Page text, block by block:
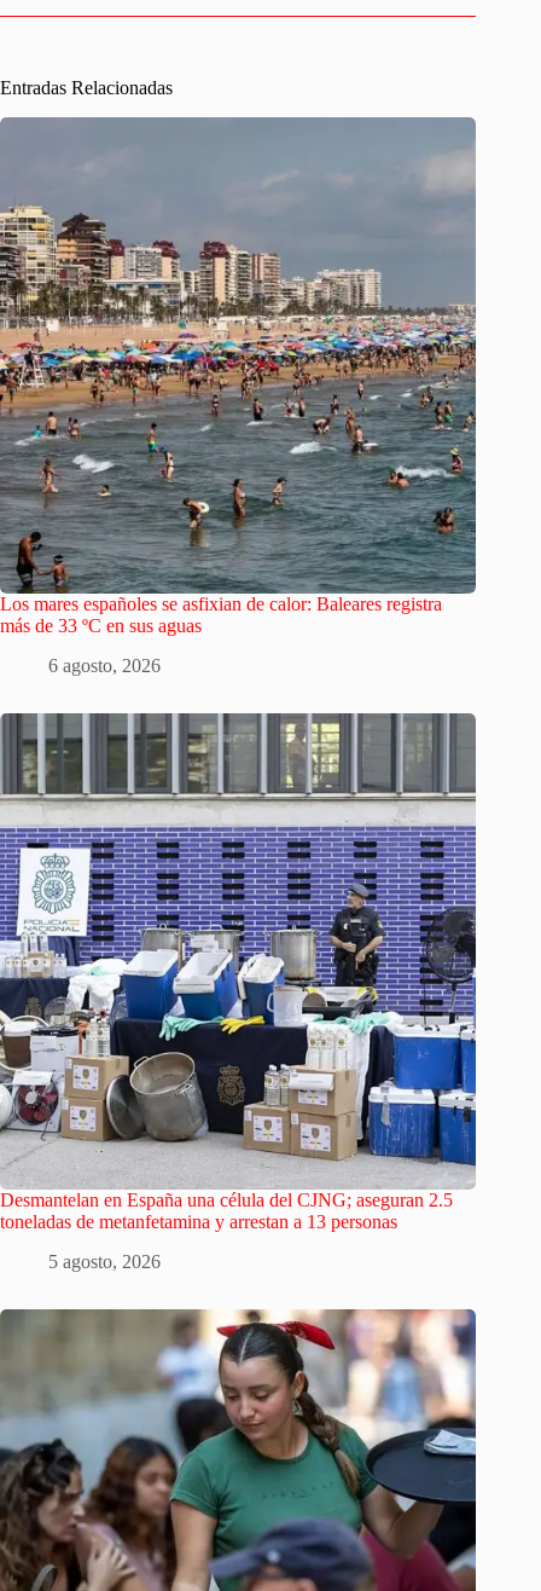
Entradas Relacionadas
Los mares españoles se asfixian de calor: Baleares registra
más de 33 ºC en sus aguas
6 agosto, 2026
Desmantelan en España una célula del CJNG; aseguran 2.5
toneladas de metanfetamina y arrestan a 13 personas
5 agosto, 2026